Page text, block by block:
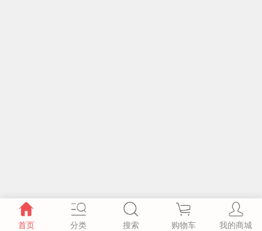
首页 分类 搜索 购物车 我的商城